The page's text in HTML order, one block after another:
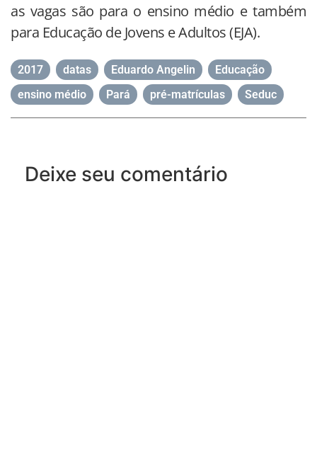
as vagas são para o ensino médio e também
para Educação de Jovens e Adultos (EJA).
2017 datas Eduardo Angelin Educação
ensino médio
Pará pré-matrículas Seduc
Deixe seu comentário